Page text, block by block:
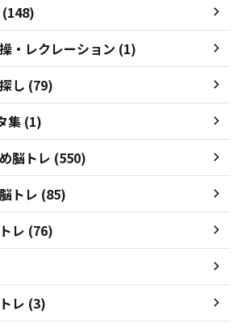
・レクレーション (1)
し (79)
集 (1)
脳トレ (550)
トレ (85)
レ (76)
レ (3)